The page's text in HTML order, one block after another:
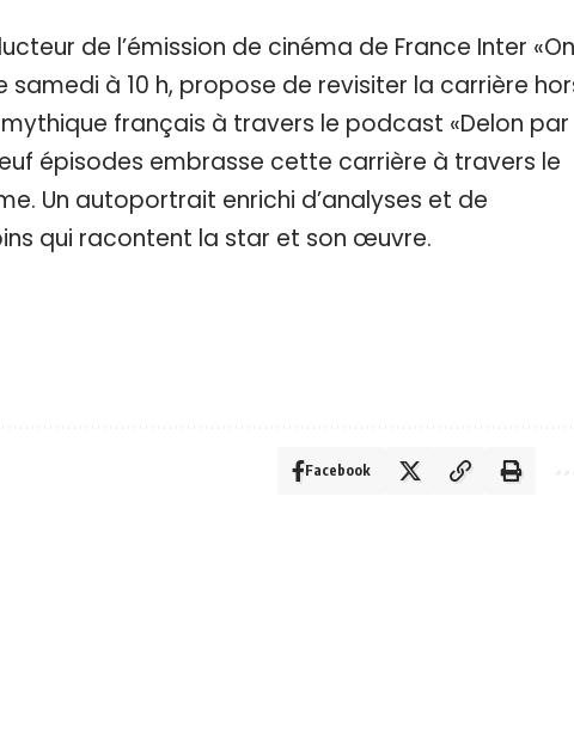
de l’émission de cinéma de France Inter «On
samedi à 10 h, propose de revisiter la carrière
français à travers le podcast «Delon par
épisodes embrasse cette carrière à travers le
Un autoportrait enrichi d’analyses et de
qui racontent la star et son œuvre.
Facebook